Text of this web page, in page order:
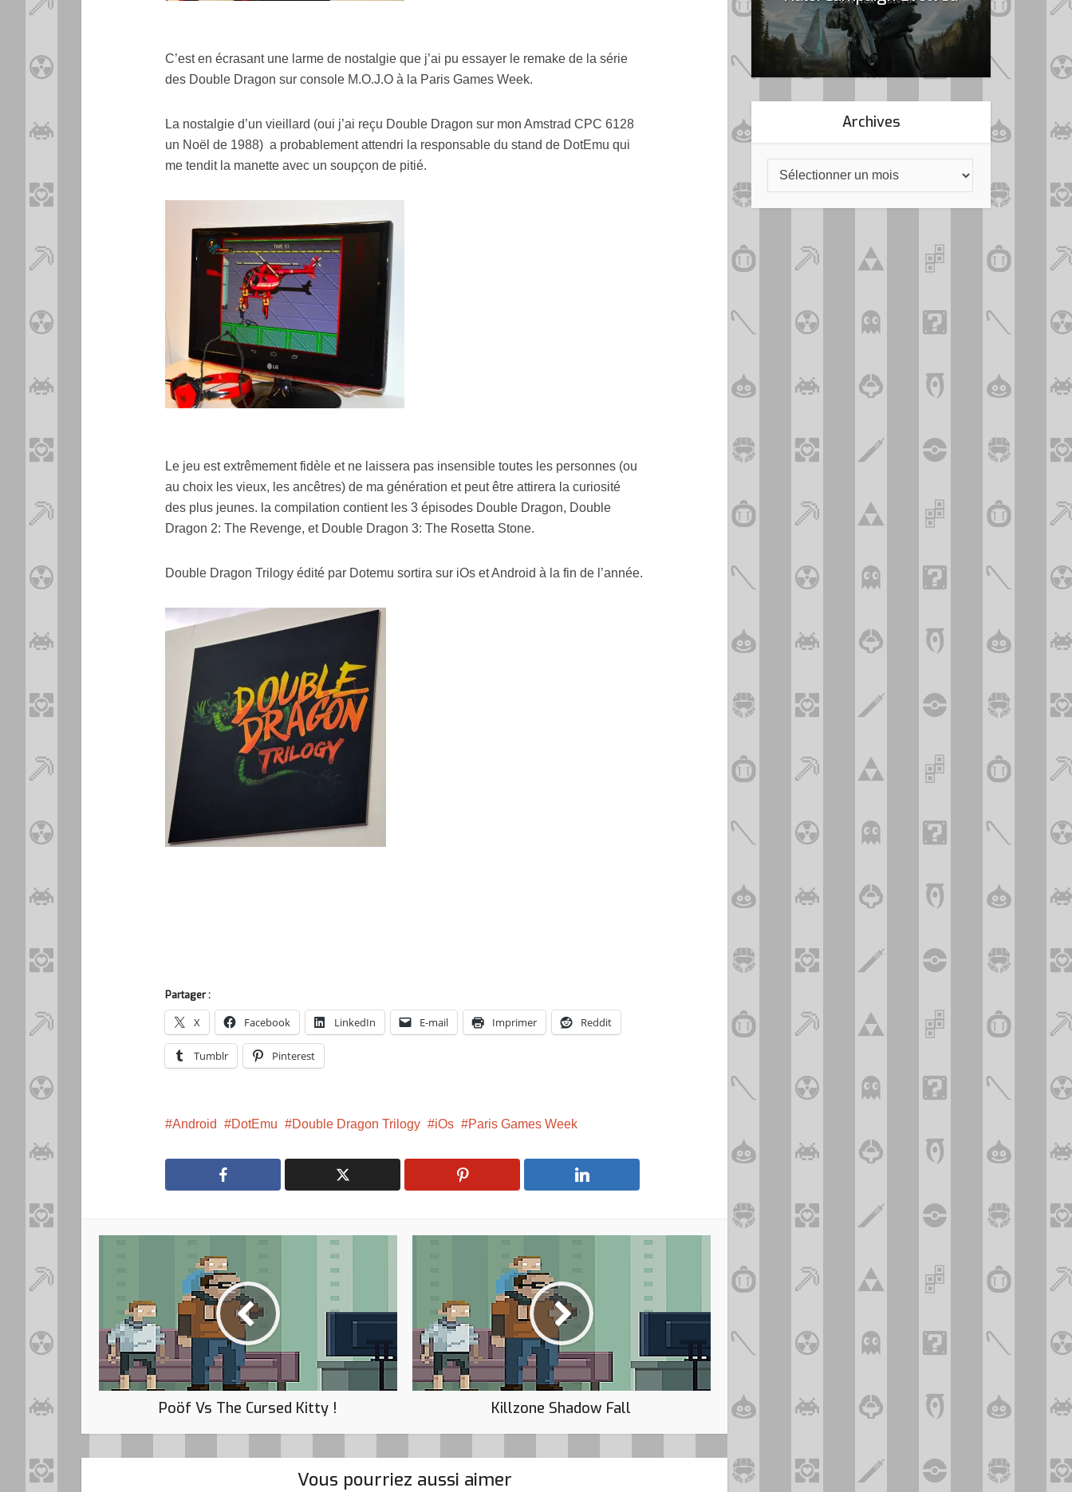
C’est en écrasant une larme de nostalgie que j’ai pu essayer le remake de la série
des Double Dragon sur console M.O.J.O à la Paris Games Week.
La nostalgie d’un vieillard (oui j’ai reçu Double Dragon sur mon Amstrad CPC 6128
un Noël de 1988) a probablement attendri la responsable du stand de DotEmu qui
me tendit la manette avec un soupçon de pitié.
Le jeu est extrêmement fidèle et ne laissera pas insensible toutes les personnes (ou
au choix les vieux, les ancêtres) de ma génération et peut être attirera la curiosité
des plus jeunes. la compilation contient les 3 épisodes Double Dragon, Double
Dragon 2: The Revenge, et Double Dragon 3: The Rosetta Stone.
Double Dragon Trilogy édité par Dotemu sortira sur iOs et Android à la fin de l’année.
Partager :
X Facebook LinkedIn E-mail Imprimer Reddit
Tumblr Pinterest
Android DotEmu Double Dragon Trilogy iOs Paris Games Week
Poöf Vs The Cursed Kitty ! Killzone Shadow Fall
Vous pourriez aussi aimer
Archives